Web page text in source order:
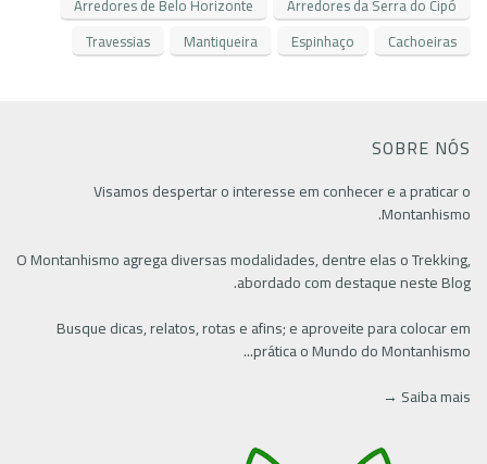
Arredores da Serra do Cipó
Arredores de Belo Horizonte
Cachoeiras
Espinhaço
Mantiqueira
Travessias
SOBRE NÓS
Visamos despertar o interesse em conhecer e a praticar o
Montanhismo.
O Montanhismo agrega diversas modalidades, dentre elas o Trekking,
abordado com destaque neste Blog.
Busque dicas, relatos, rotas e afins; e aproveite para colocar em
prática o Mundo do Montanhismo...
Saiba mais →